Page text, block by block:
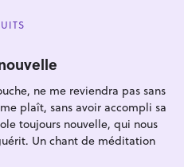
ne me reviendra pas sans
plaît, sans avoir accompli sa
toujours nouvelle, qui nous
Un chant de méditation